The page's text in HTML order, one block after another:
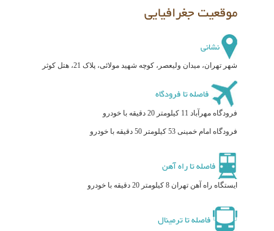
موقعیت جغرافیایی
نشانی
شهر تهران، میدان ولیعصر، کوچه شهید مولائی، پلاک 21، هتل کوثر
فاصله تا فرودگاه
فرودگاه مهرآباد 11 کیلومتر 20 دقیقه با خودرو
فرودگاه امام خمینی 53 کیلومتر 50 دقیقه با خودرو
فاصله تا راه آهن
ایستگاه راه آهن تهران 8 کیلومتر 20 دقیقه با خودرو
فاصله تا ترمینال